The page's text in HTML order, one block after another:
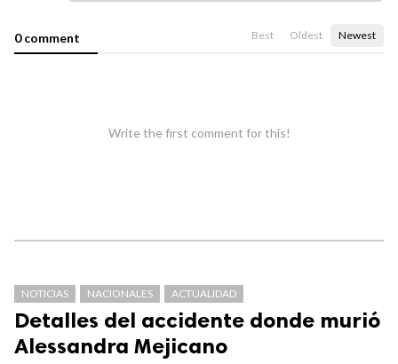
0 comment Best Oldest Newest
Write the first comment for this!
NOTICIAS NACIONALES ACTUALIDAD
Detalles del accidente donde murió
Alessandra Mejicano